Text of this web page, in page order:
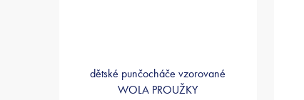
dětské punčocháče vzorované
WOLA PROUŽKY